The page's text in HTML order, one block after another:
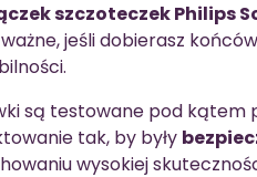
szczoteczek Philips
ważne, jeśli dobierasz
są testowane pod
tak, by były
wysokiej